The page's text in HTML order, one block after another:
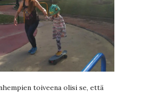
toiveena olisi se, että